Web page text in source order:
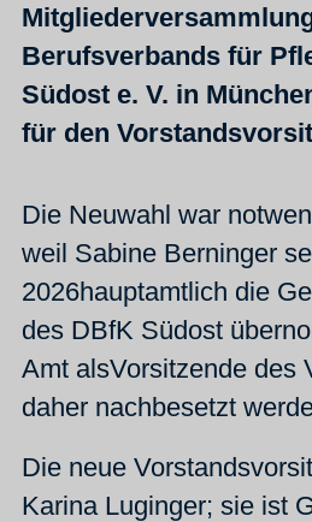
Berufsverbands für
Südost e. V. in
für den
Die Neuwahl war
weil Sabine Berninger
2026hauptamtlich die
des DBfK Südost
Amt alsVorsitzende des
daher nachbesetzt
Die neue
Karina Luginger; sie ist